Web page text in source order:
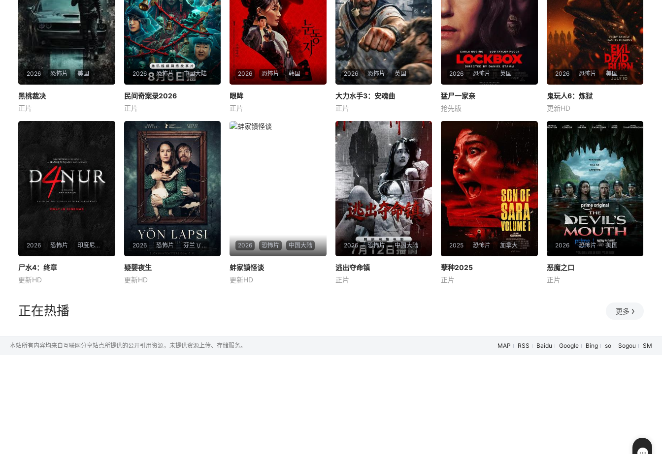
2026 恐怖片 美国
黑桃裁决
身负战争创伤的老兵詹姆斯·毕
肖普警探，正努力回归正常生
活，却不料一系列残忍的私刑
谋杀案席卷全城。每个犯罪现
场都留下了同样的诡异印记：
一张印有骷髅头的黑桃扑克
牌。毕肖普的女儿失踪后，他
发现一个贩卖人口的
黑桃裁决
正片
2026 恐怖片 中国大陆
民间奇案录2026
古斌
患有妄想症的警察张天盛遇上
一起离奇的神像杀人事件，勘
案过程中，牵引出“婴胎报仇”，
“娘娘索命”等一连串妖异事件，
张天盛虽被种种诡怪幻象阻
碍，却坚信这是藏在迷信后的
人为诡计，勇于向封建传统宣
战，敢于破除
民间奇案录2026
正片
2026 恐怖片 韩国
眼眸
申敏儿
摄影师徐珍因遗传性眼病，视
眼眸
正片
2026 恐怖片 英国
大力水手3：安魂曲
一支秘密科研小队将波派囚禁
在地下军事基地，试图驯化并
利用他的超人类力量，将其打
造成杀伤力极强的军事武器。
残酷的实验不断压榨他的身
体，也持续点燃着他心底的怒
火。很快实验彻底失控，被狂
怒彻底吞噬的波派化身
大力水手3：安魂曲
正片
2026 恐怖片 英国
猛尸一家亲
女子瓦娜的神秘表亲温思罗普
突然仓皇登门，身后还跟着一
个来自异界的危险实体，对方
如同附骨之疽，死咬着目标一
路追杀而来。为了护住身世成
谜的表亲，瓦娜赌上一切，将
人藏进老宅深处的锁盒密室躲
避追踪。可异界存在
猛尸一家亲
抢先版
2026 恐怖片 美国
鬼玩人6：炼狱
坦蒂·莱特
爱丽丝在丈夫骤然离世后深陷
悲痛，受邀前往公婆的乡间庄
园暂住，试图和丈夫的家人互
相慰藉，一同走出丧亲的阴
霾。可入住没多久，诡异状况
便接连爆发，庄园里怪事频
发，身边的亲人举止日渐反
常。很快，恶灵诅咒席卷整
鬼玩人6：炼狱
更新HD
2026 恐怖片 印度尼西亚
尸水4：终章
普莱利·拉图康希娜
友断联多年，就想安安稳稳陪
妹妹结婚。结果妹妹在老剧院
出来。里莎没得选，只能重开
尸水4：终章
更新HD
2026 恐怖片 芬兰 \/ 立陶宛 \/ 法国
疑婴夜生
塞迪·哈拉
而乔恩对此一无所知。随着她
疑婴夜生
更新HD
2026 恐怖片 中国大陆
蚌家镇怪谈
胡王龙
中，从镇民阿秀口中得知，七
蚌家镇怪谈
更新HD
2026 恐怖片 中国大陆
逃出夺命镇
郑阳
逃出夺命镇
正片
2025 恐怖片 加拿大
孽种2025
农场共进晚餐。萨拉赴约后，
孽种2025
正片
2026 恐怖片 美国
恶魔之口
时，被困在一个水下洞穴中，
同时，周遭还有一条最凶猛的
力斗争再次浮现。
恶魔之口
正片
正在热播 更多
MAP RSS Baidu Google Bing so Sogou SM
本站所有内容均来自互联网分享站点所提供的公开引用资源，未提供资源上传、存储服务。